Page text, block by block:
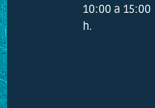
10:00 a 15:00
h.